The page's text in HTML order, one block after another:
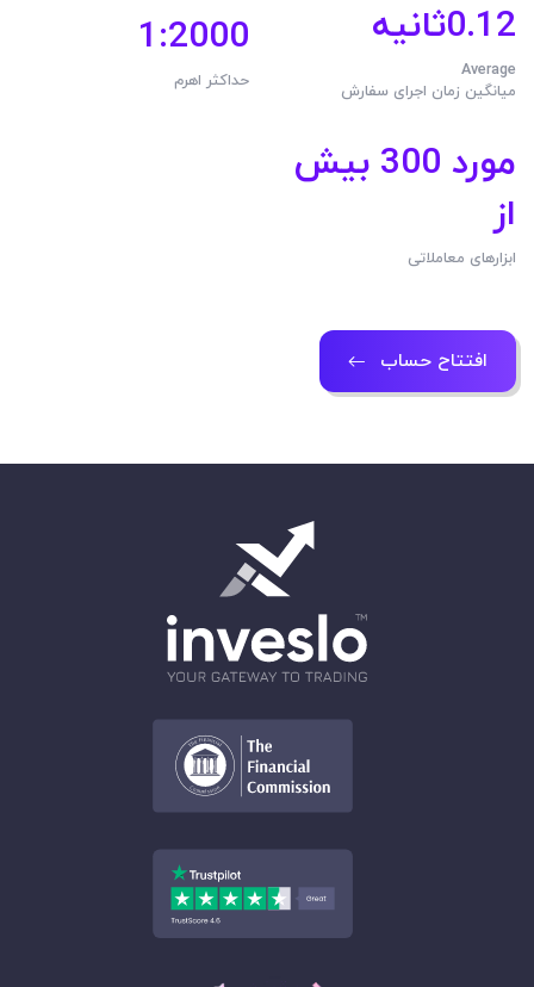
0.12ثانیه
Average
میانگین زمان اجرای سفارش
1:2000
حداکثر اهرم
مورد 300 بیش
از
ابزارهای معاملاتی
افتتاح حساب